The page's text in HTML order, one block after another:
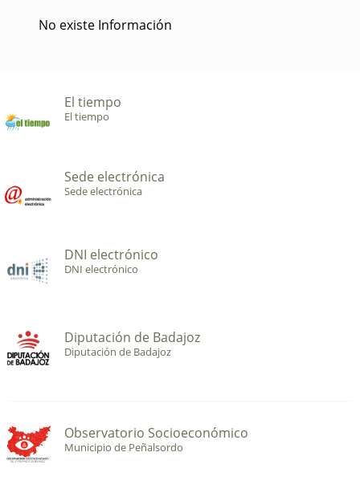
No existe Información
El tiempo
El tiempo
Sede electrónica
Sede electrónica
DNI electrónico
DNI electrónico
Diputación de Badajoz
Diputación de Badajoz
Observatorio Socioeconómico
Municipio de Peñalsordo